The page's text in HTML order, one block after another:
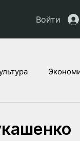
Войти